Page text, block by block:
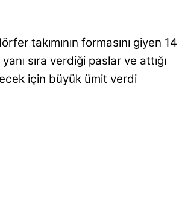
takımının formasını giyen 14
sıra verdiği paslar ve attığı
için büyük ümit verdi